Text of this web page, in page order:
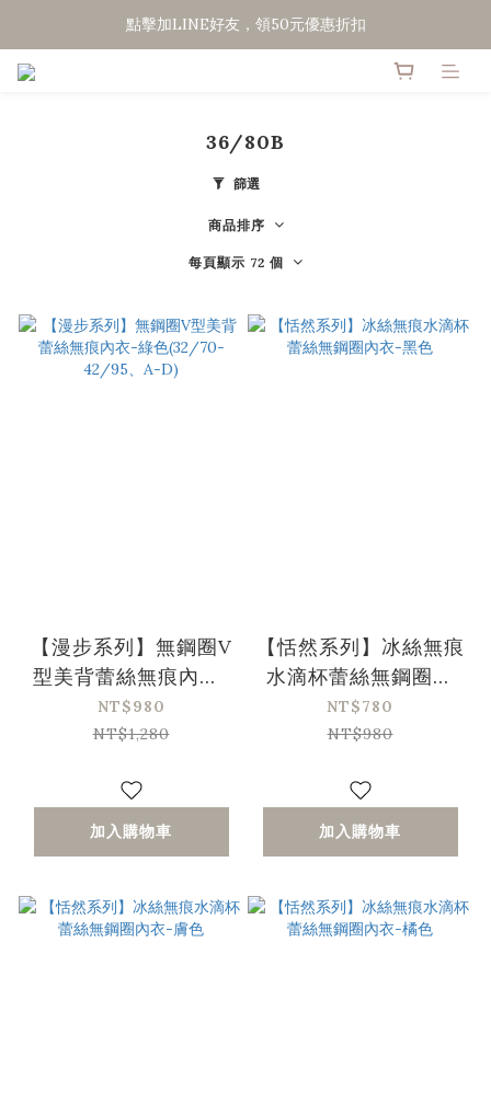
點擊加LINE好友，領50元優惠折扣
點擊加LINE好友，領50元優惠折扣
36/80B
篩選
商品排序
每頁顯示 72 個
【漫步系列】無鋼圈V
型美背蕾絲無痕內衣-
綠色(32/70-42/95、
A-D)
NT$980
NT$1,280
加入購物車
【恬然系列】冰絲無痕
水滴杯蕾絲無鋼圈內
衣-黑色
NT$780
NT$980
加入購物車